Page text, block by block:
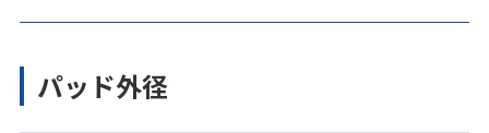
パッド外径